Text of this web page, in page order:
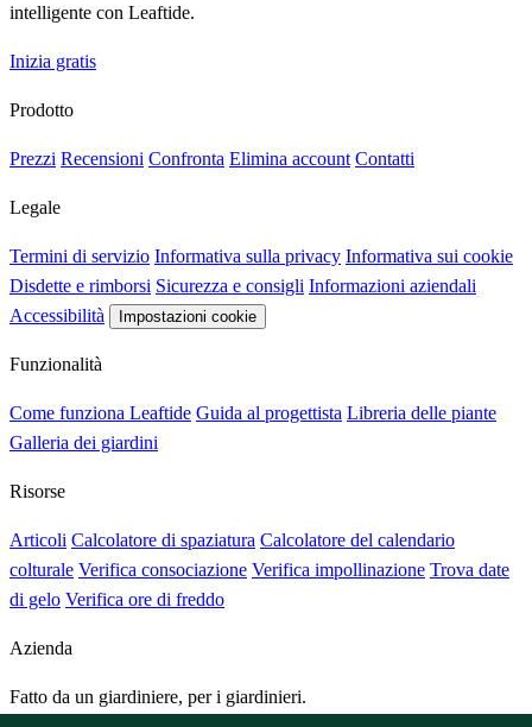
intelligente con Leaftide.
Inizia gratis
Prodotto
Prezzi Recensioni Confronta Elimina account Contatti
Legale
Termini di servizio Informativa sulla privacy Informativa sui cookie
Disdette e rimborsi Sicurezza e consigli Informazioni aziendali
Accessibilità
Impostazioni cookie
Funzionalità
Come funziona Leaftide Guida al progettista Libreria delle piante
Galleria dei giardini
Risorse
Articoli Calcolatore di spaziatura Calcolatore del calendario
colturale Verifica consociazione Verifica impollinazione Trova date
di gelo Verifica ore di freddo
Azienda
Fatto da un giardiniere, per i giardinieri.